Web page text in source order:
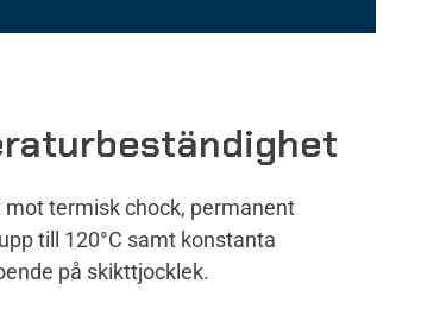
termisk chock, permanent
till 120°C samt konstanta
på skikttjocklek.